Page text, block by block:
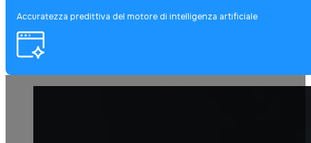
Accuratezza predittiva del motore di intelligenza artificiale